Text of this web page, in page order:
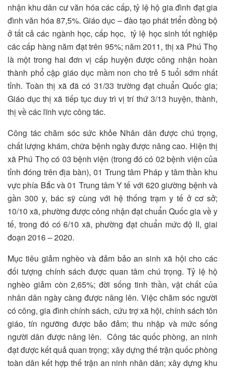
nhận khu dân cư văn hóa các cấp, tỷ lệ hộ gia đình đạt gia
đình văn hóa 87,5%. Giáo dục – đào tạo phát triển đồng bộ
ở tất cả các ngành học, cấp học, tỷ lệ học sinh tốt nghiệp
các cấp hàng năm đạt trên 95%; năm 2011, thị xã Phú Thọ
là một trong hai đơn vị cấp huyện được công nhận hoàn
thành phổ cập giáo dục mầm non cho trẻ 5 tuổi sớm nhất
tỉnh. Toàn thị xã đã có 31/33 trường đạt chuẩn Quốc gia;
Giáo dục thị xã tiếp tục duy trì vị trí thứ 3/13 huyện, thành,
thị về các lĩnh vực công tác.
Công tác chăm sóc sức khỏe Nhân dân được chú trọng,
chất lượng khám, chữa bệnh ngày được nâng cao. Hiện thị
xã Phú Thọ có 03 bệnh viện (trong đó có 02 bệnh viện của
tỉnh đóng trên địa bàn), 01 Trung tâm Pháp y tâm thần khu
vực phía Bắc và 01 Trung tâm Y tế với 620 giường bệnh và
gần 300 y, bác sỹ cùng với hệ thống trạm y tế ở cơ sở;
10/10 xã, phường được công nhận đạt chuẩn Quốc gia về y
tế, trong đó có 6/10 xã, phường đạt chuẩn mức độ II, giai
đoạn 2016 – 2020.
Mục tiêu giảm nghèo và đảm bảo an sinh xã hội cho các
đối tượng chính sách được quan tâm chú trọng. Tỷ lệ hộ
nghèo giảm còn 2,65%; đời sống tinh thần, vật chất của
nhân dân ngày càng được nâng lên. Việc chăm sóc người
có công, gia đình chính sách, cứu trợ xã hội, chính sách tôn
giáo, tín ngưỡng được bảo đảm; thu nhập và mức sống
người dân được nâng lên. Công tác quốc phòng, an ninh
đạt được kết quả quan trọng; xây dựng thế trận quốc phòng
toàn dân kết hợp thế trận an ninh nhân dân; xây dựng khu